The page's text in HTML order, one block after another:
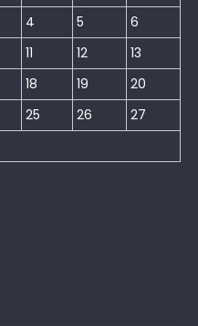
4 5
6
11 12
13
18 19
20
25 26
27